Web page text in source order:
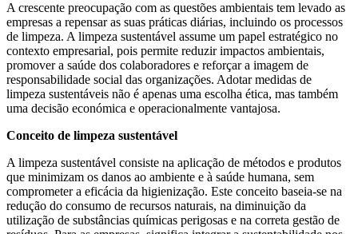
A crescente preocupação com as questões ambientais tem levado as
empresas a repensar as suas práticas diárias, incluindo os processos
de limpeza. A limpeza sustentável assume um papel estratégico no
contexto empresarial, pois permite reduzir impactos ambientais,
promover a saúde dos colaboradores e reforçar a imagem de
responsabilidade social das organizações. Adotar medidas de
limpeza sustentáveis não é apenas uma escolha ética, mas também
uma decisão económica e operacionalmente vantajosa.
Conceito de limpeza sustentável
A limpeza sustentável consiste na aplicação de métodos e produtos
que minimizam os danos ao ambiente e à saúde humana, sem
comprometer a eficácia da higienização. Este conceito baseia-se na
redução do consumo de recursos naturais, na diminuição da
utilização de substâncias químicas perigosas e na correta gestão de